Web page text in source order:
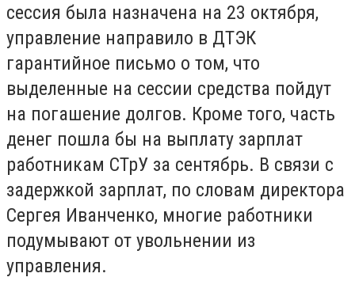
сессия была назначена на 23 октября,
управление направило в ДТЭК
гарантийное письмо о том, что
выделенные на сессии средства пойдут
на погашение долгов. Кроме того, часть
денег пошла бы на выплату зарплат
работникам СТрУ за сентябрь. В связи с
задержкой зарплат, по словам директора
Сергея Иванченко, многие работники
подумывают от увольнении из
управления.